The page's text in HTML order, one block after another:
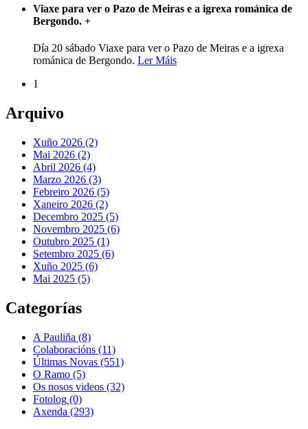
Viaxe para ver o Pazo de Meiras e a igrexa románica de
Bergondo. +
Día 20 sábado Viaxe para ver o Pazo de Meiras e a igrexa
románica de Bergondo. Ler Máis
1
Arquivo
Xuño 2026 (2)
Mai 2026 (2)
Abril 2026 (4)
Marzo 2026 (3)
Febreiro 2026 (5)
Xaneiro 2026 (2)
Decembro 2025 (5)
Novembro 2025 (6)
Outubro 2025 (1)
Setembro 2025 (6)
Xuño 2025 (6)
Mai 2025 (5)
Categorías
A Pauliña (8)
Colaboracións (11)
Últimas Novas (551)
O Ramo (5)
Os nosos videos (32)
Fotolog (0)
Axenda (293)